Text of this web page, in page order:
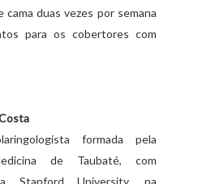
duas vezes por semana
para os cobertores com
formada pela
de Taubaté, com
Stanford University, na